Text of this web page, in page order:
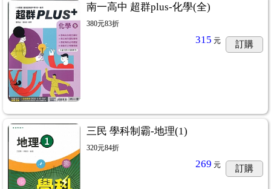
南一高中 超群plus-化學(全)
380元83折
315 元 訂購
三民 學科制霸-地理(1)
320元84折
269 元 訂購